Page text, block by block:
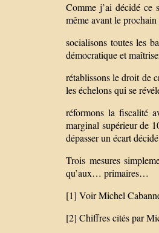
Comme j’ai décidé
même avant le
socialisons toutes les
démocratique et
rétablissons le droit de
les échelons qui se
réformons la fiscalité
marginal supérieur de
dépasser un écart
Trois mesures
qu’aux… primaires…
[1] Voir Michel
[2] Chiffres cités par